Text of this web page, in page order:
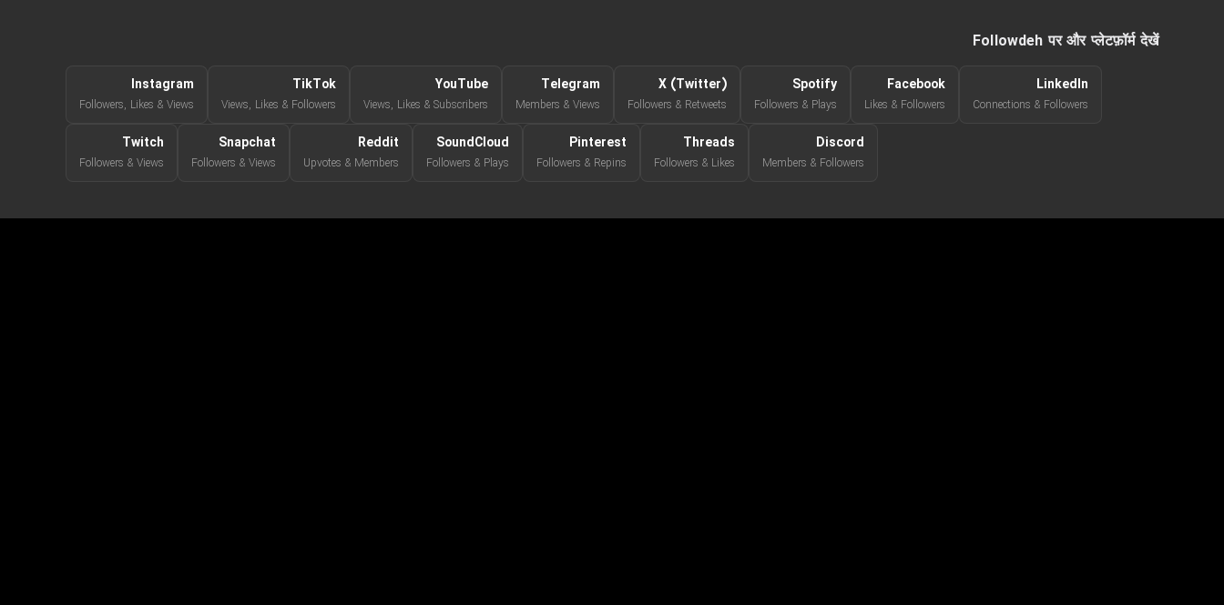
Followdeh पर और प्लेटफ़ॉर्म देखें
Instagram
Followers, Likes & Views
TikTok
Views, Likes & Followers
YouTube
Views, Likes & Subscribers
Telegram
Members & Views
X (Twitter)
Followers & Retweets
Spotify
Followers & Plays
Facebook
Likes & Followers
LinkedIn
Connections & Followers
Twitch
Followers & Views
Snapchat
Followers & Views
Reddit
Upvotes & Members
SoundCloud
Followers & Plays
Pinterest
Followers & Repins
Threads
Followers & Likes
Discord
Members & Followers